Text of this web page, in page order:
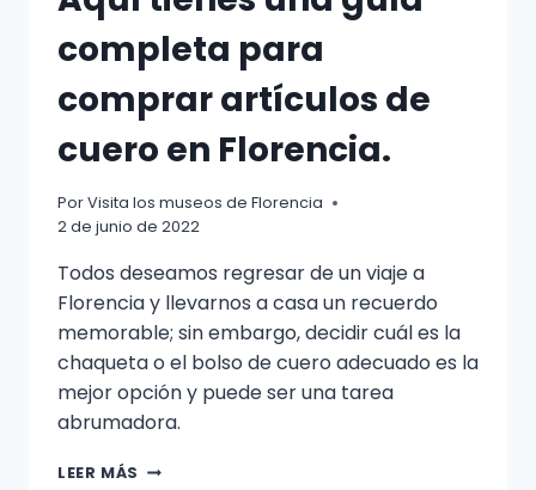
completa para
comprar artículos de
cuero en Florencia.
PorVisita los museos de Florencia
2 de junio de 2022
Todos deseamos regresar de un viaje a
Florencia y llevarnos a casa un recuerdo
memorable; sin embargo, decidir cuál es la
chaqueta o el bolso de cuero adecuado es la
mejor opción y puede ser una tarea
abrumadora.
LEER MÁS AQUÍ